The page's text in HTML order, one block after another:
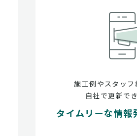
施工例やスタッフ
自社で更新で
タイムリーな情報